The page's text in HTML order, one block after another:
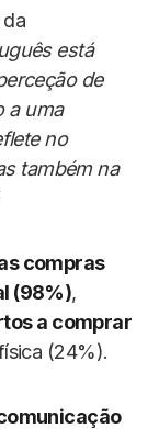
da
está
de
a uma
no
também na
compras
(98%),
a comprar
(24%).